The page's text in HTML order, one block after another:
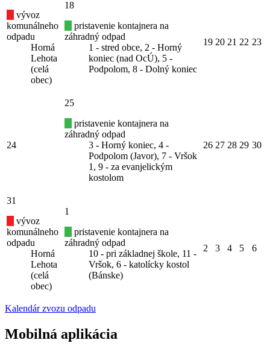
vývoz
komunálneho
odpadu
Horná
Lehota
(celá
obec)
18
pristavenie kontajnera na
záhradný odpad
1 - stred obce, 2 - Horný
koniec (nad OcÚ), 5 -
Podpolom, 8 - Dolný koniec
19 20 21 22 23
24
25
pristavenie kontajnera na
záhradný odpad
3 - Horný koniec, 4 -
Podpolom (Javor), 7 - Vršok
1, 9 - za evanjelickým
kostolom
26 27 28 29 30
31
vývoz
komunálneho
odpadu
Horná
Lehota
(celá
obec)
1
pristavenie kontajnera na
záhradný odpad
10 - pri základnej škole, 11 -
Vršok, 6 - katolícky kostol
(Bánske)
2 3 4 5 6
Kalendár zvozu odpadu
Mobilná aplikácia